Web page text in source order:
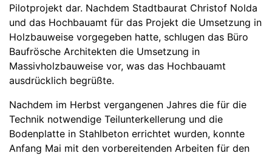
Pilotprojekt dar. Nachdem Stadtbaurat Christof Nolda
und das Hochbauamt für das Projekt die Umsetzung in
Holzbauweise vorgegeben hatte, schlugen das Büro
Baufrösche Architekten die Umsetzung in
Massivholzbauweise vor, was das Hochbauamt
ausdrücklich begrüßte.
Nachdem im Herbst vergangenen Jahres die für die
Technik notwendige Teilunterkellerung und die
Bodenplatte in Stahlbeton errichtet wurden, konnte
Anfang Mai mit den vorbereitenden Arbeiten für den